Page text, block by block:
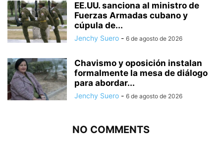
EE.UU. sanciona al ministro de
Fuerzas Armadas cubano y
cúpula de...
Jenchy Suero - 6 de agosto de 2026
Chavismo y oposición instalan
formalmente la mesa de diálogo
para abordar...
Jenchy Suero - 6 de agosto de 2026
NO COMMENTS